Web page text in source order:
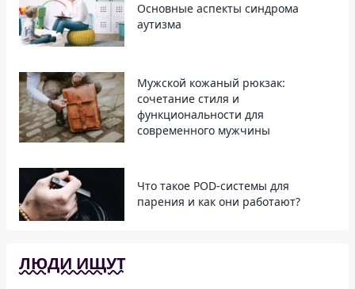
Основные аспекты синдрома
аутизма
Мужской кожаный рюкзак:
сочетание стиля и
функциональности для
современного мужчины
Что такое POD-системы для
парения и как они работают?
ЛЮДИ ИЩУТ